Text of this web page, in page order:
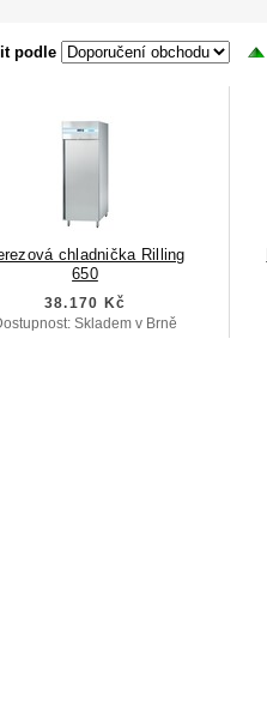
podle
chladnička Rilling
650
38.170 Kč
Skladem v Brně